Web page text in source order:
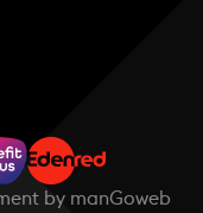
by manGoweb